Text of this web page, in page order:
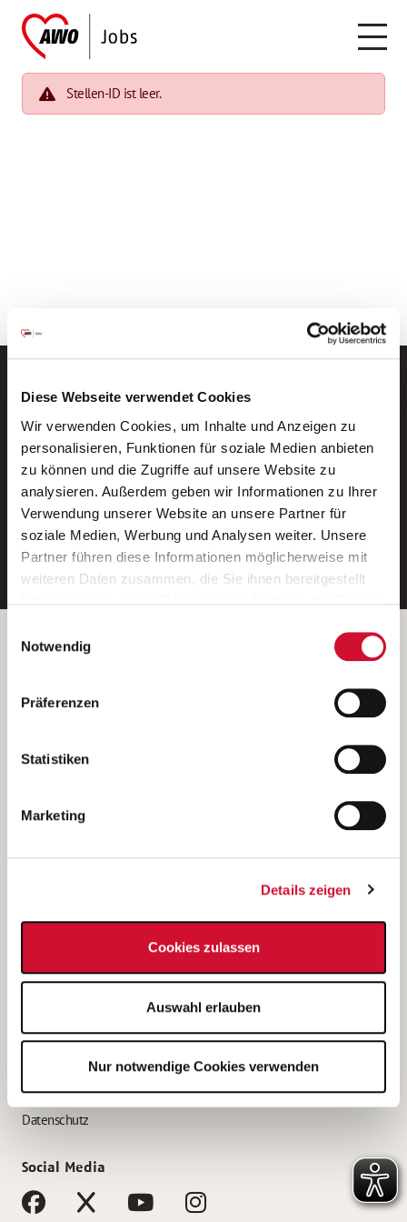
Diese Webseite verwendet Cookies
Wir verwenden Cookies, um Inhalte und Anzeigen zu
personalisieren, Funktionen für soziale Medien anbieten
zu können und die Zugriffe auf unsere Website zu
analysieren. Außerdem geben wir Informationen zu Ihrer
Verwendung unserer Website an unsere Partner für
soziale Medien, Werbung und Analysen weiter. Unsere
Partner führen diese Informationen möglicherweise mit
weiteren Daten zusammen, die Sie ihnen bereitgestellt
Wenn Sie auf „Cookies zulassen“ klicken, so stimmen
Sie der Speicherung sämtlicher Cookies zu. Sie können
Ihre Einwilligung selbstverständlich jederzeit widerrufen,
indem Sie die Cookie-Einstellungen aufrufen und diese
unsererDatenschutzerklärung
Notwendig
Präferenzen
Statistiken
Marketing
Details zeigen
Cookies zulassen
Auswahl erlauben
Nur notwendige Cookies verwenden
Stellen-ID ist leer.
Neue Stellen per E-Mail.
Ein kostenloser Service von AWO
Jobs.
E-Mail-Adresse eintragen
Betreiber der Webseite
Kantstraße 45a
(Ein Tochterunternehmen des AWO Bezirksverbandes Unterfranken
e.V.)
Bewerbung als Altenpflegehelfer*in
Bewerbung als Erzieher*in
AWO Gliederungen nach Bundesland
Impressum
Datenschutz
Social Media